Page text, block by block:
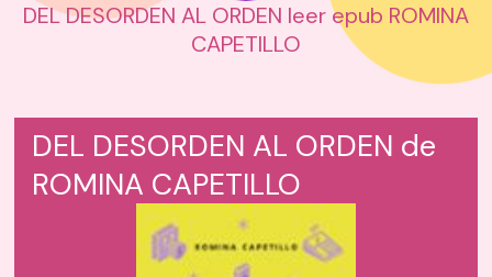
DEL DESORDEN AL ORDEN leer epub ROMINA
CAPETILLO
DEL DESORDEN AL ORDEN de
ROMINA CAPETILLO